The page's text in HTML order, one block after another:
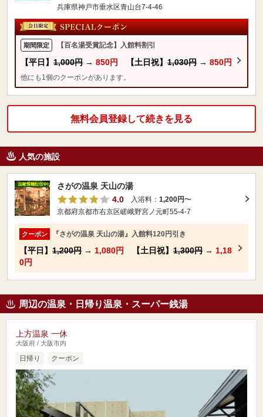
兵庫県神戸市垂水区青山台7-4-46
期間限定 【百名湯受賞記念】入館料割引
【平日】 1,000円 → 850円 【土日祝】 1,030円 → 850円
他にも1個のクーポンがあります。
無料会員登録して続きを見る
人気の施設
さがの温泉 天山の湯
4.0
入浴料： 1,200円〜
京都府京都市右京区嵯峨野宮ノ元町55-4-7
クーポン 『さがの温泉 天山の湯』入館料120円引き
【平日】 1,200円 → 1,080円 【土日祝】 1,300円 → 1,18
0円
周辺の温泉・日帰り温泉・スーパー銭湯
上方温泉 一休
大阪府 / 大阪市内
日帰り クーポン